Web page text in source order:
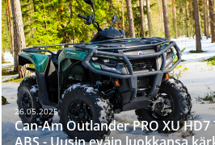
26.05.2025
Can-Am Outlander PRO XU HD7